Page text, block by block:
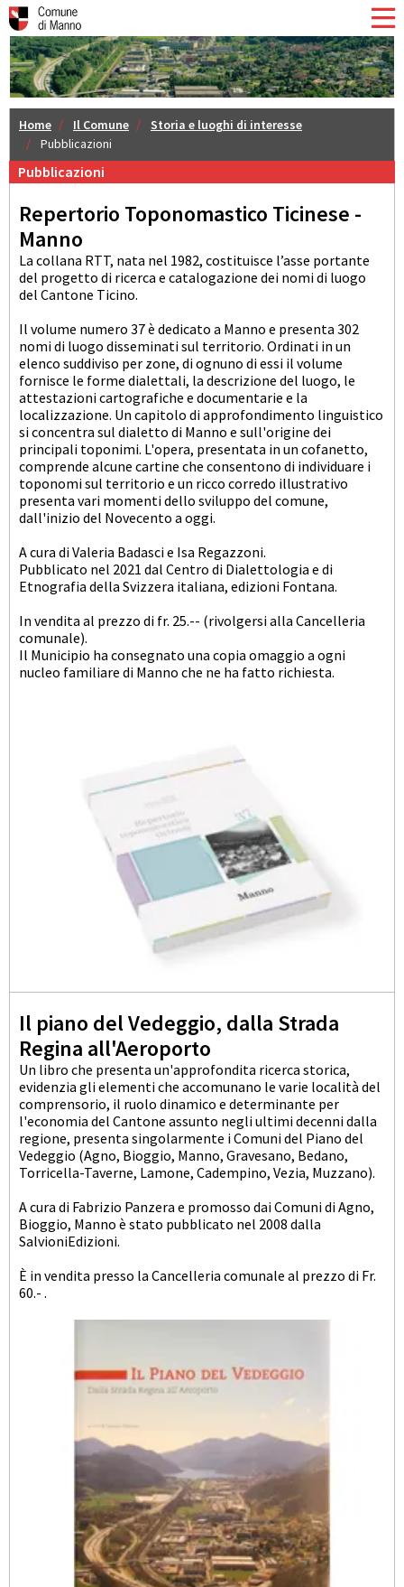
Home Il Comune
Storia e luoghi di interesse
Pubblicazioni
Pubblicazioni
Repertorio Toponomastico Ticinese -
Manno
La collana RTT, nata nel 1982, costituisce l’asse portante
del progetto di ricerca e catalogazione dei nomi di luogo
del Cantone Ticino.
Il volume numero 37 è dedicato a Manno e presenta 302
nomi di luogo disseminati sul territorio. Ordinati in un
elenco suddiviso per zone, di ognuno di essi il volume
fornisce le forme dialettali, la descrizione del luogo, le
attestazioni cartografiche e documentarie e la
localizzazione. Un capitolo di approfondimento linguistico
si concentra sul dialetto di Manno e sull'origine dei
principali toponimi. L'opera, presentata in un cofanetto,
comprende alcune cartine che consentono di individuare i
toponomi sul territorio e un ricco corredo illustrativo
presenta vari momenti dello sviluppo del comune,
dall'inizio del Novecento a oggi.
A cura di Valeria Badasci e Isa Regazzoni.
Pubblicato nel 2021 dal Centro di Dialettologia e di
Etnografia della Svizzera italiana, edizioni Fontana.
In vendita al prezzo di fr. 25.-- (rivolgersi alla Cancelleria
comunale).
Il Municipio ha consegnato una copia omaggio a ogni
nucleo familiare di Manno che ne ha fatto richiesta.
Il piano del Vedeggio, dalla Strada
Regina all'Aeroporto
Un libro che presenta un'approfondita ricerca storica,
evidenzia gli elementi che accomunano le varie località del
comprensorio, il ruolo dinamico e determinante per
l'economia del Cantone assunto negli ultimi decenni dalla
regione, presenta singolarmente i Comuni del Piano del
Vedeggio (Agno, Bioggio, Manno, Gravesano, Bedano,
Torricella-Taverne, Lamone, Cadempino, Vezia, Muzzano).
A cura di Fabrizio Panzera e promosso dai Comuni di Agno,
Bioggio, Manno è stato pubblicato nel 2008 dalla
SalvioniEdizioni.
È in vendita presso la Cancelleria comunale al prezzo di Fr.
60.- .